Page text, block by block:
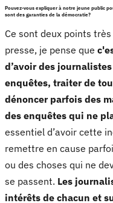
Pouvez-vous expliquer à notre jeune public
sont des garanties de la démocratie?
Ce sont deux points
presse, je pense que
d’avoir des
enquêtes, traiter de
dénoncer parfois des
des enquêtes qui ne
essentiel d’avoir cette
remettre en cause
ou des choses qui ne
se passent. Les
intérêts de chacun et